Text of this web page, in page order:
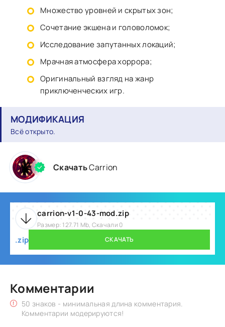
Множество уровней и скрытых зон;
Сочетание экшена и головоломок;
Исследование запутанных локаций;
Мрачная атмосфера хоррора;
Оригинальный взгляд на жанр
приключенческих игр.
МОДИФИКАЦИЯ
Всё открыто.
СкачатьCarrion
carrion-v1-0-43-mod.zip
Размер: 127.71 Mb, Скачали 0
.zip СКАЧАТЬ
Комментарии
50 знаков - минимальная длина комментария.
Комментарии модерируются!